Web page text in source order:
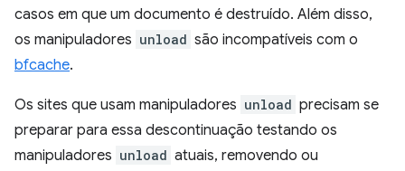
casos em que um documento é destruído. Além disso,
os manipuladores unload são incompatíveis com o
bfcache.
Os sites que usam manipuladores unload precisam se
preparar para essa descontinuação testando os
manipuladores unload atuais, removendo ou